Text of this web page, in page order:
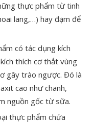
thực phẩm từ tinh
lang,…) hay đạm để
có tác dụng kích
thích cơ thắt vùng
gây trào ngược. Đó là
cao như chanh,
nguồn gốc từ sữa.
thực phẩm chứa